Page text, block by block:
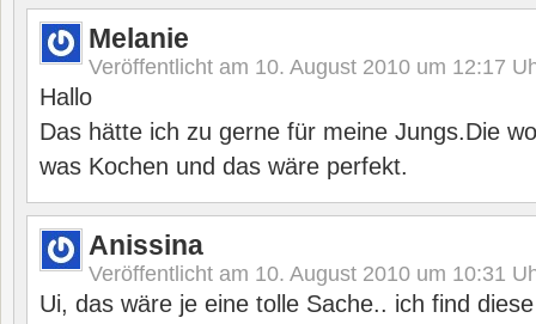
Melanie
Veröffentlicht am 10. August 2010 um 12:17
Hallo
Das hätte ich zu gerne für meine Jungs.Die
was Kochen und das wäre perfekt.
Anissina
Veröffentlicht am 10. August 2010 um 10:31
Ui, das wäre je eine tolle Sache.. ich find